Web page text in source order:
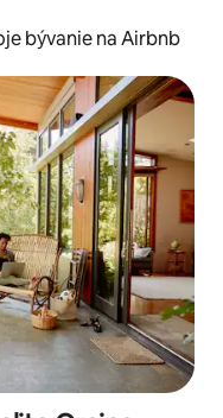
bývanie na Airbnb